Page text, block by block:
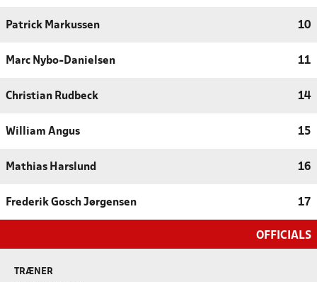
Patrick Markussen 10
Marc Nybo-Danielsen 11
Christian Rudbeck 14
William Angus 15
Mathias Harslund 16
Frederik Gosch Jørgensen 17
OFFICIALS
TRÆNER